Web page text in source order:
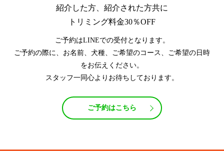
紹介した方、紹介された方共に
トリミング料金30％OFF
ご予約はLINEでの受付となります。
ご予約の際に、お名前、犬種、ご希望のコース、ご希望の日時
をお伝えください。
スタッフ一同心よりお待ちしております。
ご予約はこちら